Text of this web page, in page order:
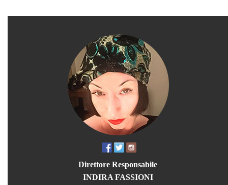
Direttore Responsabile
INDIRA FASSIONI